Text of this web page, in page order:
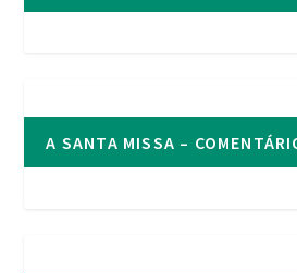
A SANTA MISSA –